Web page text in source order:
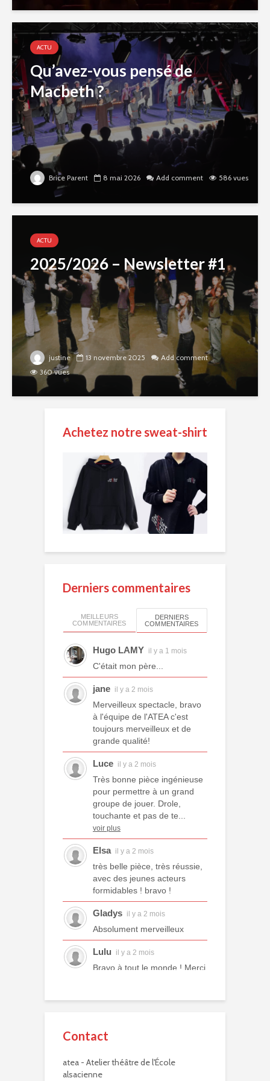
ACTU
Qu’avez-vous pensé de
Macbeth ?
Brice Parent 8 mai 2026 Add comment 586 vues
ACTU
2025/2026 – Newsletter #1
justine 13 novembre 2025
Add comment
360 vues
Achetez notre sweat-shirt
Derniers commentaires
MEILLEURS
COMMENTAIRES
DERNIERS
COMMENTAIRES
Hugo LAMY il y a 1 mois
C'était mon père...
jane il y a 2 mois
Merveilleux spectacle, bravo
à l'équipe de l'ATEA c'est
toujours merveilleux et de
grande qualité!
Luce il y a 2 mois
Très bonne pièce ingénieuse
pour permettre à un grand
groupe de jouer. Drole,
touchante et pas de te...
voir plus
Elsa il y a 2 mois
très belle pièce, très réussie,
avec des jeunes acteurs
formidables ! bravo !
Gladys il y a 2 mois
Absolument merveilleux
Lulu il y a 2 mois
Bravo à tout le monde ! Merci
Bravo à eux. Bravo à vous !
Contact
atea - Atelier théâtre de l'École
alsacienne